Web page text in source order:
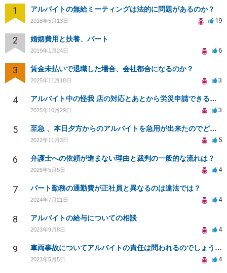
1 アルバイトの無給ミーティングは法的に問題があるのか？
2018年5月13日 19
2 婚姻費用と扶養、パート
2019年1月24日 6
3 賃金未払いで退職した場合、会社都合になるのか？
2025年11月18日 3
4 アルバイト中の怪我 店の対応とあとから労災申請できるかどうか
2025年10月29日 3
5 至急 、本日夕方からのアルバイトを急用が出来たのでどうしても休みたいです 。
2022年11月3日 5
6 弁護士への依頼が進まない理由と裁判の一般的な流れは？
2026年5月5日 4
7 パート勤務の通勤費が正社員と異なるのは違法では？
2024年7月21日 4
8 アルバイトの給与についての相談
2023年9月8日 4
9 車両事故についてアルバイトの責任は問われるのでしょうか？
2023年5月5日 4